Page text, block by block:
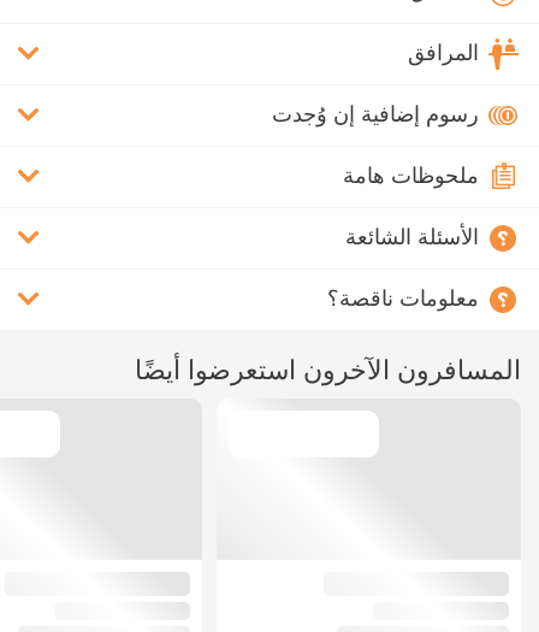
المرافق
رسوم إضافية إن وُجدت
ملحوظات هامة
الأسئلة الشائعة
معلومات ناقصة؟
المسافرون الآخرون استعرضوا أيضًا